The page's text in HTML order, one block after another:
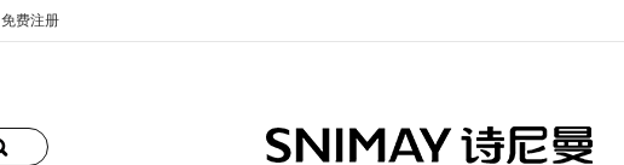
免费注册